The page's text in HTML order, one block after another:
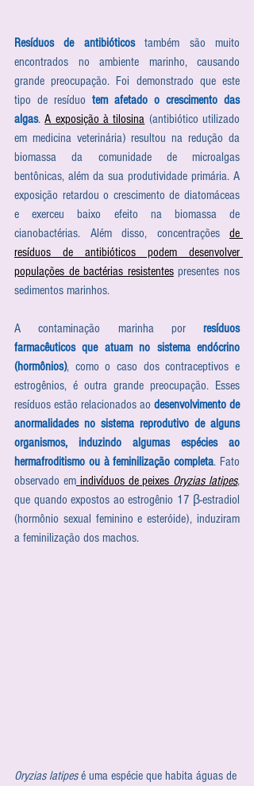
Resíduos de antibióticos também são muito
encontrados no ambiente marinho, causando
grande preocupação. Foi demonstrado que este
tipo de resíduo tem afetado o crescimento das
algas. A exposição à tilosina (antibiótico utilizado
em medicina veterinária) resultou na redução da
biomassa da comunidade de microalgas
bentônicas, além da sua produtividade primária. A
exposição retardou o crescimento de diatomáceas
e exerceu baixo efeito na biomassa de
cianobactérias. Além disso, concentrações de
resíduos de antibióticos podem desenvolver
populações de bactérias resistentes presentes nos
sedimentos marinhos.
A contaminação marinha por resíduos
farmacêuticos que atuam no sistema endócrino
(hormônios), como o caso dos contraceptivos e
estrogênios, é outra grande preocupação. Esses
resíduos estão relacionados ao desenvolvimento de
anormalidades no sistema reprodutivo de alguns
organismos, induzindo algumas espécies ao
hermafroditismo ou à feminilização completa. Fato
observado em indivíduos de peixes Oryzias latipes,
que quando expostos ao estrogênio 17 β-estradiol
(hormônio sexual feminino e esteróide), induziram
a feminilização dos machos.
Oryzias latipes é uma espécie que habita águas de